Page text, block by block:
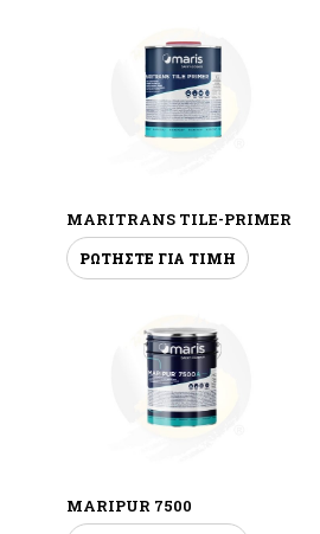
MARITRANS TILE-PRIMER
ΡΩΤΗΣΤΕ ΓΙΑ ΤΙΜΗ
MARIPUR 7500